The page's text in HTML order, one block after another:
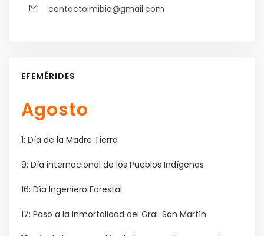
contactoimibio@gmail.com
EFEMÉRIDES
Agosto
1: Día de la Madre Tierra
9: Día internacional de los Pueblos Indígenas
16: Día Ingeniero Forestal
17: Paso a la inmortalidad del Gral. San Martín